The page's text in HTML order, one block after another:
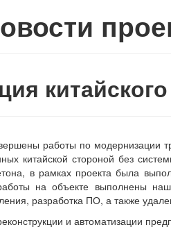
работы по модернизации
китайской стороной без
в рамках проекта была
на объекте выполнены
разработка ПО, а также
и автоматизации